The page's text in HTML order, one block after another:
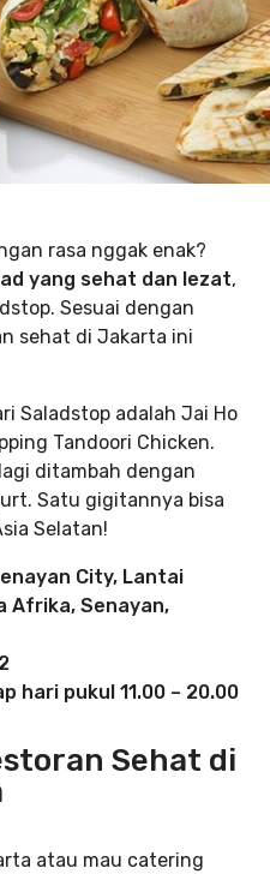
rasa nggak enak?
yang sehat dan lezat,
Sesuai dengan
sehat di Jakarta ini
Saladstop adalah Jai Ho
Tandoori Chicken.
ditambah dengan
Satu gigitannya bisa
Selatan!
City, Lantai
Afrika, Senayan,
hari pukul 11.00 – 20.00
Sehat di
atau mau catering